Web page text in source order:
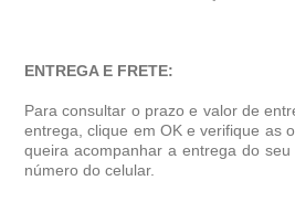
ENTREGA E FRETE:
Para consultar o prazo e valor de
entrega, clique em OK e verifique as
queira acompanhar a entrega do
número do celular.